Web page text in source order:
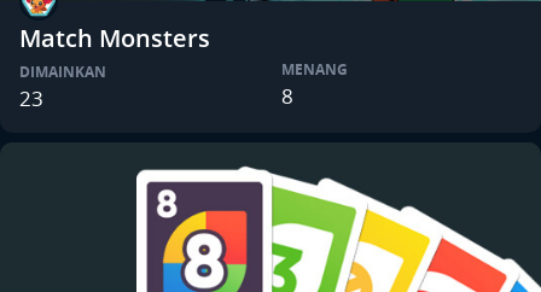
Match Monsters
DIMAINKAN
23
MENANG
8